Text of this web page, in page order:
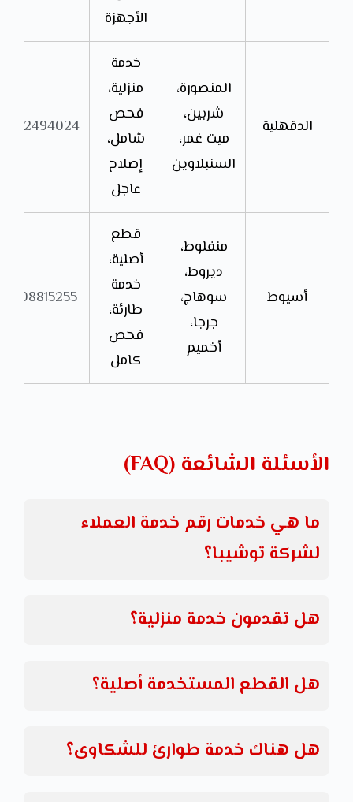
الأجهزة
الدقهلية
المنصورة،
شربين،
ميت غمر،
السنبلاوين
خدمة
منزلية،
فحص
شامل،
إصلاح
عاجل
أسيوط
منفلوط،
ديروط،
سوهاج،
جرجا،
أخميم
قطع
أصلية،
خدمة
طارئة،
فحص
كامل
01208815255
الأسئلة الشائعة (FAQ)
ما هي خدمات رقم خدمة العملاء
لشركة توشيبا؟
هل تقدمون خدمة منزلية؟
هل القطع المستخدمة أصلية؟
هل هناك خدمة طوارئ للشكاوى؟